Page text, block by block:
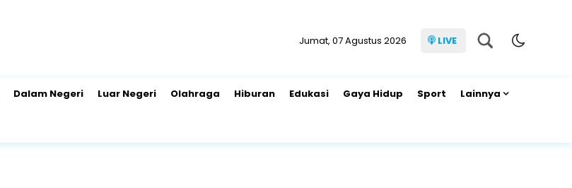
Jumat, 07 Agustus 2026 LIVE
Dalam Negeri Luar Negeri Olahraga Hiburan Edukasi Gaya Hidup Sport Lainnya